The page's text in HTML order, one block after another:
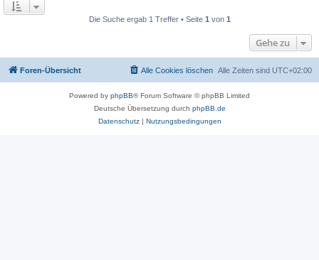
Die Suche ergab 1 Treffer • Seite 1 von 1
Gehe zu
Foren-Übersicht Alle Zeiten sind UTC+02:00
Alle Cookies löschen
Powered by phpBB® Forum Software © phpBB Limited
Deutsche Übersetzung durch phpBB.de
Datenschutz| Nutzungsbedingungen